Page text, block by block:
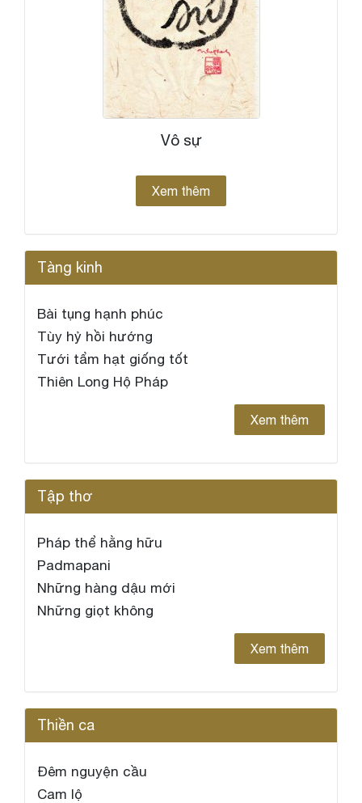
Vô sự
Xem thêm
Tàng kinh
Bài tụng hạnh phúc
Tùy hỷ hồi hướng
Tưới tẩm hạt giống tốt
Thiên Long Hộ Pháp
Xem thêm
Tập thơ
Pháp thể hằng hữu
Padmapani
Những hàng dậu mới
Những giọt không
Xem thêm
Thiền ca
Đêm nguyện cầu
Cam lộ